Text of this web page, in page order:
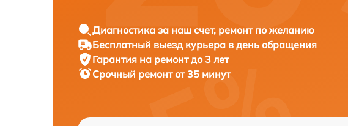
Диагностика за наш счет, ремонт по желанию
Бесплатный выезд курьера в день обращения
Гарантия на ремонт до 3 лет
Срочный ремонт от 35 минут